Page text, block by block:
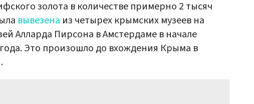
золота в количестве примерно 2 тысяч
вывезена из четырех крымских музеев на
Алларда Пирсона в Амстердаме в начале
Это произошло до вхождения Крыма в